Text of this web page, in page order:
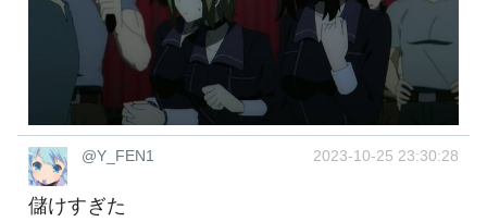
@Y_FEN1 2023-10-25 23:30:28
儲けすぎた